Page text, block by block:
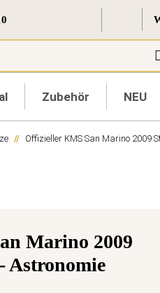
Zubehör NEU
Offizieller KMS San Marino 2009
Marino 2009
Astronomie